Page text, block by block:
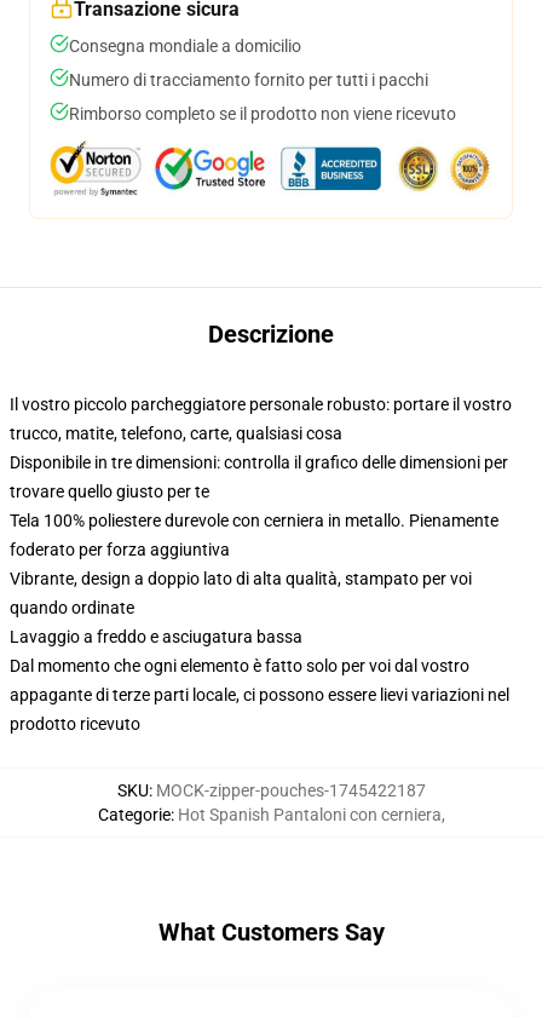
Transazione sicura
Consegna mondiale a domicilio
Numero di tracciamento fornito per tutti i pacchi
Rimborso completo se il prodotto non viene ricevuto
Descrizione
Il vostro piccolo parcheggiatore personale robusto: portare il vostro
trucco, matite, telefono, carte, qualsiasi cosa
Disponibile in tre dimensioni: controlla il grafico delle dimensioni per
trovare quello giusto per te
Tela 100% poliestere durevole con cerniera in metallo. Pienamente
foderato per forza aggiuntiva
Vibrante, design a doppio lato di alta qualità, stampato per voi
quando ordinate
Lavaggio a freddo e asciugatura bassa
Dal momento che ogni elemento è fatto solo per voi dal vostro
appagante di terze parti locale, ci possono essere lievi variazioni nel
prodotto ricevuto
SKU: MOCK-zipper-pouches-1745422187
Categorie: Hot Spanish Pantaloni con cerniera,
What Customers Say